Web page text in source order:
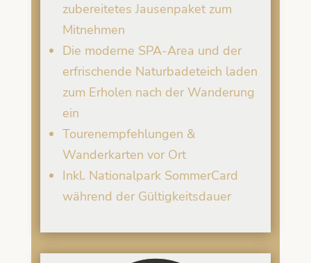
zubereitetes Jausenpaket zum
Mitnehmen
Die moderne SPA-Area und der
erfrischende Naturbadeteich laden
zum Erholen nach der Wanderung
ein
Tourenempfehlungen &
Wanderkarten vor Ort
Inkl. Nationalpark SommerCard
während der Gültigkeitsdauer